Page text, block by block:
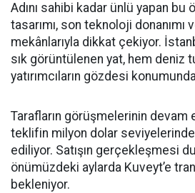
Adını sahibi kadar ünlü yapan bu
tasarımı, son teknoloji donanımı
mekânlarıyla dikkat çekiyor.
sık görüntülenen yat, hem deniz
yatırımcıların gözdesi
Tarafların görüşmelerinin devam
teklifin milyon dolar
ediliyor. Satışın gerçekleşmesi
önümüzdeki aylarda Kuveyt’e
bekleniyor.